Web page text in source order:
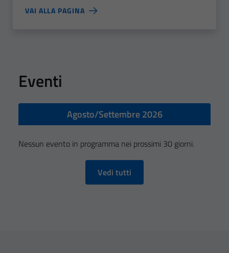
VAI ALLA PAGINA
Eventi
Agosto/Settembre 2026
Nessun evento in programma nei prossimi 30 giorni.
Vedi tutti